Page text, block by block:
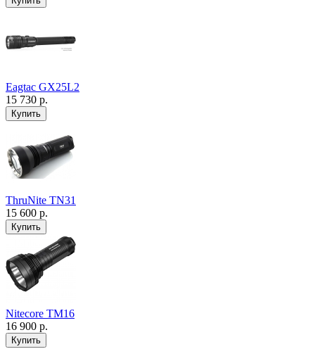
Eagtac GX25L2
15 730 р.
ThruNite TN31
15 600 р.
Nitecore TM16
16 900 р.